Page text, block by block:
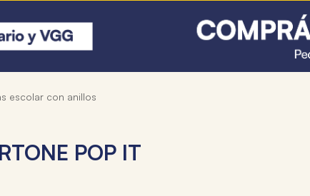
escolar con anillos
POP IT